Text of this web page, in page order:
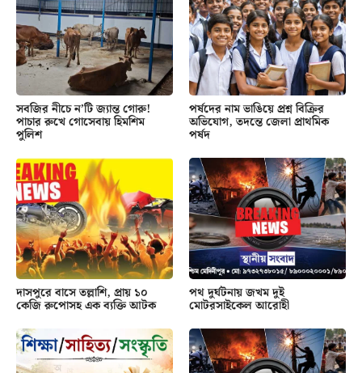
সবজির নীচে ন’টি জ্যান্ত গোরু!
পাচার রুখে গোসেবায় হিমশিম
পুলিশ
পর্ষদের নাম ভাঙিয়ে প্রশ্ন বিক্রির
অভিযোগ, তদন্তে জেলা প্রাথমিক
পর্ষদ
দাসপুরে বাসে তল্লাশি, প্রায় ১০
কেজি রুপোসহ এক ব্যক্তি আটক
পথ দুর্ঘটনায় জখম দুই
মোটরসাইকেল আরোহী